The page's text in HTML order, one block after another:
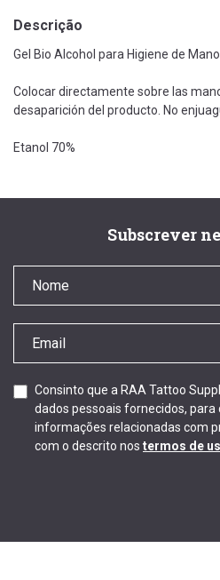
Descrição
Gel Bio Alcohol para Higiene de
Colocar directamente sobre las
desaparición del producto. No
Etanol 70%
Subscrever
Consinto que a RAA Tattoo
dados pessoais fornecidos, para
informações relacionadas com
com o descrito nos termos de